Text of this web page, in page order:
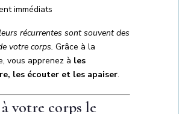
immédiats
récurrentes sont souvent des
votre corps. Grâce à la
vous apprenez à les
les écouter et les apaiser.
votre corps le